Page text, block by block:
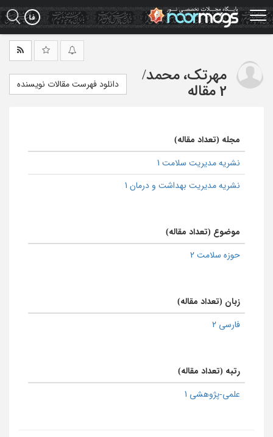
Skip
to
main
مهرتک، محمد/
2 مقاله
دانلود فهرست مقالات نویسنده
مجله (تعداد مقاله)
نشریه مدیریت سلامت 1
نشریه مدیریت بهداشت و درمان 1
موضوع (تعداد مقاله)
حوزه سلامت 2
زبان (تعداد مقاله)
فارسی 2
رتبه (تعداد مقاله)
علمی-پژوهشی 1